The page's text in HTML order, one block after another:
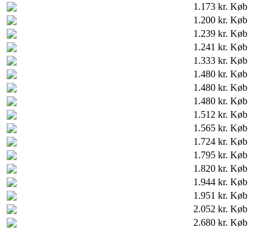
1.173 kr. Køb
1.200 kr. Køb
1.239 kr. Køb
1.241 kr. Køb
1.333 kr. Køb
1.480 kr. Køb
1.480 kr. Køb
1.480 kr. Køb
1.512 kr. Køb
1.565 kr. Køb
1.724 kr. Køb
1.795 kr. Køb
1.820 kr. Køb
1.944 kr. Køb
1.951 kr. Køb
2.052 kr. Køb
2.680 kr. Køb